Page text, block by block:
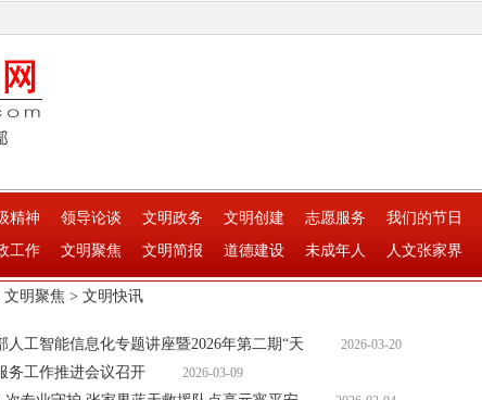
精神 领导论谈 文明政务 文明创建 志愿服务 我们的节日
工作 文明聚焦 文明简报 道德建设 未成年人 人文张家界
文明聚焦 > 文明快讯
人工智能信息化专题讲座暨2026年第二期“天 2026-03-20
务工作推进会议召开 2026-03-09